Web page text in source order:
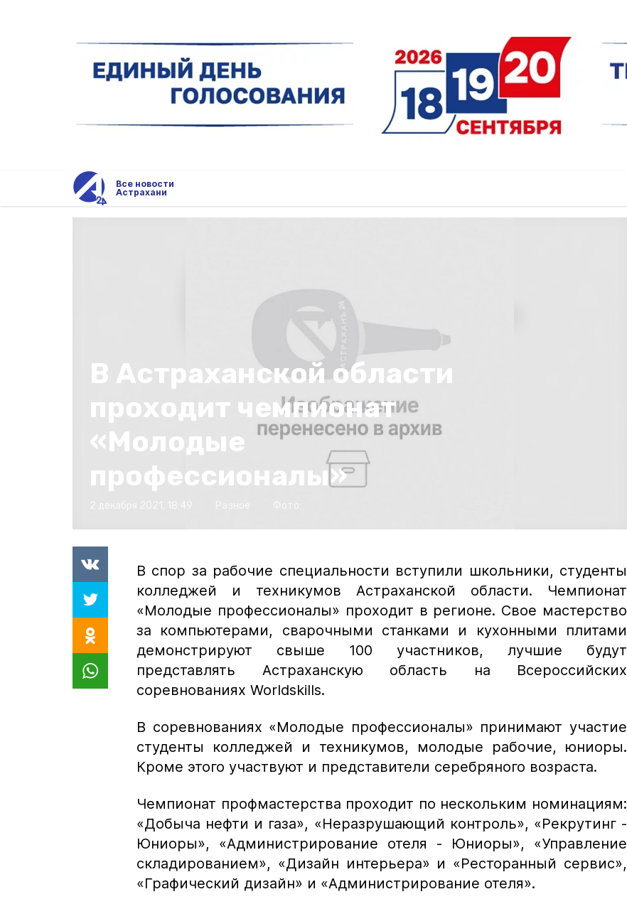
Все новости
Астрахани
В Астраханской области
проходит чемпионат
«Молодые
профессионалы»
В спор за рабочие специальности вступили школьники, студенты
колледжей и техникумов Астраханской области. Чемпионат
«Молодые профессионалы» проходит в регионе. Свое мастерство
за компьютерами, сварочными станками и кухонными плитами
демонстрируют свыше 100 участников, лучшие будут
представлять Астраханскую область на Всероссийских
соревнованиях Worldskills.
В соревнованиях «Молодые профессионалы» принимают участие
студенты колледжей и техникумов, молодые рабочие, юниоры.
Кроме этого участвуют и представители серебряного возраста.
Чемпионат профмастерства проходит по нескольким номинациям:
«Добыча нефти и газа», «Неразрушающий контроль», «Рекрутинг -
Юниоры», «Администрирование отеля - Юниоры», «Управление
складированием», «Дизайн интерьера» и «Ресторанный сервис»,
«Графический дизайн» и «Администрирование отеля».